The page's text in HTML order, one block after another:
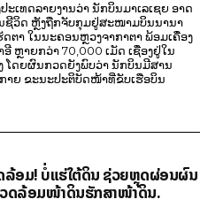
ະເທດລາຍງານວ່າ ນັກບິນມາເລເຊຍ ອາດ
ຊີວິດ ຫຼັງຖືກຈັບກຸມຢູ່ສະໜາມບິນນານາ
ຕາ ໃນນະຄອນຫຼວງຈາກາຕາ ພ້ອມເຄື່ອງ
ອີ ຫຼາຍກວ່າ 70,000 ເມັດ ເຊື່ອງຢູ່ໃນ
ໂດຍຜົນກວດຍັງພົບວ່າ ນັກບິນມີສານ
າຍ ຂະນະປະຕິບັດໜ້າທີ່ຂັບເຮືອບິນ
ລ້ອມ! ບໍ່ແຮ່ໃຕ້ດິນ ຊ່ວຍຫຼຸດຜ່ອນຜົນ
ດລ້ອມໜ້າດິນຮັກສາໜ້າດິນ.